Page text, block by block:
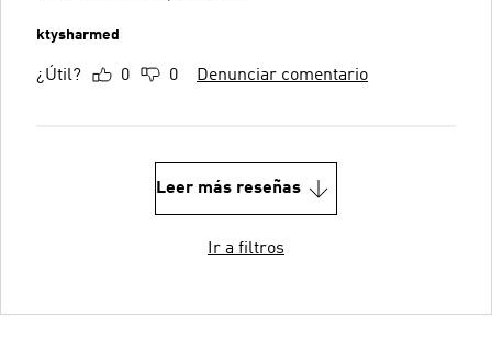
ktysharmed
¿Útil? 0 0 Denunciar comentario
Leer más reseñas
Ir a filtros